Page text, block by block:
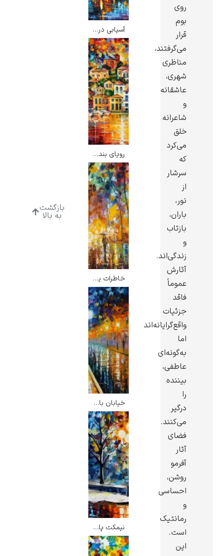
لودویگ دویچ
پیر آگوست رنوآر
پل سزان
یوهانس فرمیر
پرفروش‌ترین
روی
بوم
قرار
می‌گرفتند،
مناظری
شهری،
عاشقانه
و
شاعرانه
خلق
می‌کرد
که
سرشار
از
نور،
باران،
بازتاب
و
زندگی‌اند.
آثارش
عموماً
فاقد
جزئیات
واقع‌گرایانه‌اند
اما
به‌گونه‌ای
عاطفی،
بیننده
را
درگیر
می‌کنند.
فضای
آثار
آفرمو
روشن،
احساسی
و
رمانتیک
است.
این
آسیابی در نزدیکی آمستردام – لئونید آفرمو
رویای بندرگاه – لئونید آفرمو
خاطرات یخ زده – لئونید آفرمو
خیابان بارانی – لئونید آفرمو
نیمکت پارک – لئونید آفرمو
بازگشت
به بالا